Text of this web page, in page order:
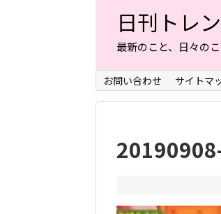
日刊トレ
最新のこと、日々の
お問い合わせ サイトマ